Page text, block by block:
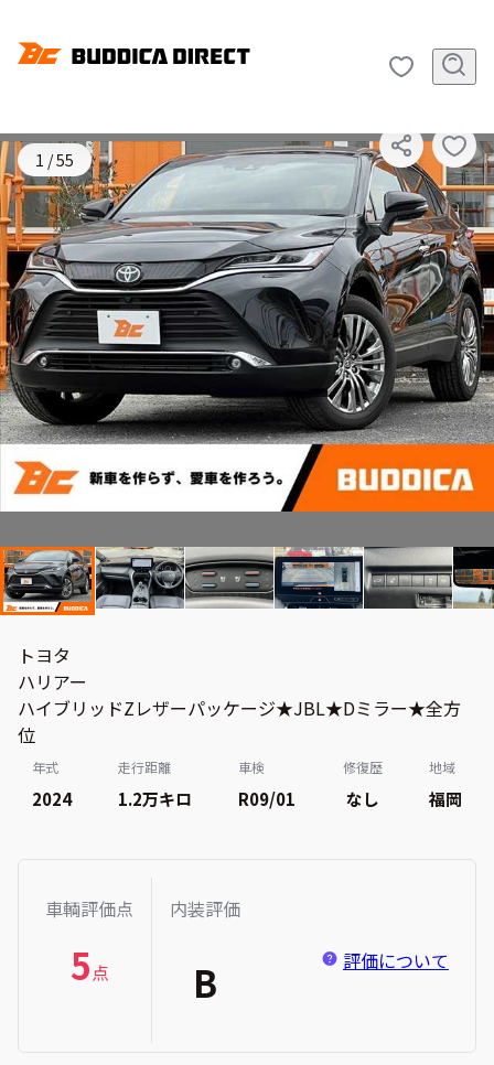
1 /55
トヨタ
ハリアー
ハイブリッドZレザーパッケージ★JBL★Dミラー★全方
位
年式
2024
走行距離
1.2万キロ
車検
R09/01
修復歴
なし
地域
福岡
車輌評価点
5点
内装評価
B 評価について